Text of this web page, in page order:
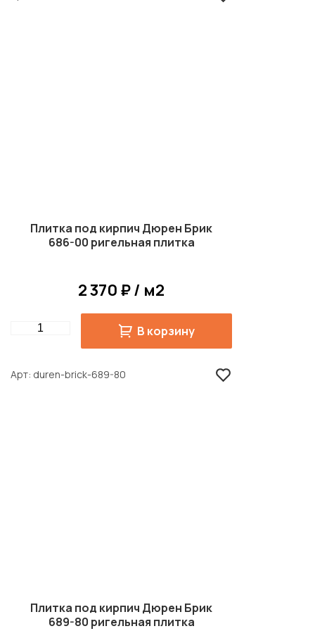
Плитка под кирпич Дюрен Брик
686-00 ригельная плитка
2 370 ₽ / м2
Quantity В корзину
Арт duren-brick-689-80
Плитка под кирпич Дюрен Брик
689-80 ригельная плитка